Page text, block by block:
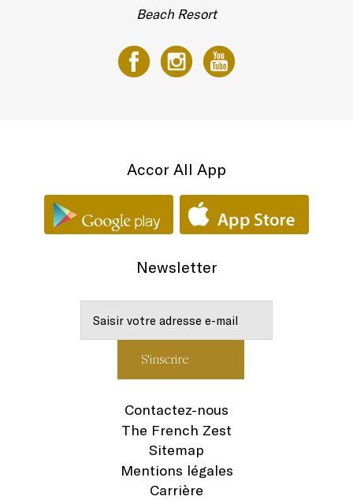
Beach Resort
Accor All App
Newsletter
Contactez-nous
The French Zest
Sitemap
Mentions légales
Carrière